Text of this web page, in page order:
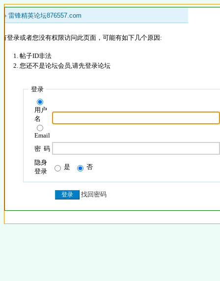
» 雷锋精英论坛876557.com
登录或者您没有权限访问此页面，可能有如下几个原因:
帖子ID非法
您还不是论坛会员,请先登录论坛
登录
用户
名
Email
密 码
隐身
登录
是 否
找回密码